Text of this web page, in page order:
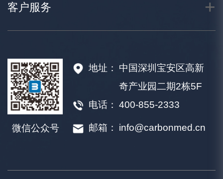
客户服务
微信公众号
地址：
中国深圳宝安区高新
奇产业园二期2栋5F
电话： 400-855-2333
邮箱： info@carbonmed.cn